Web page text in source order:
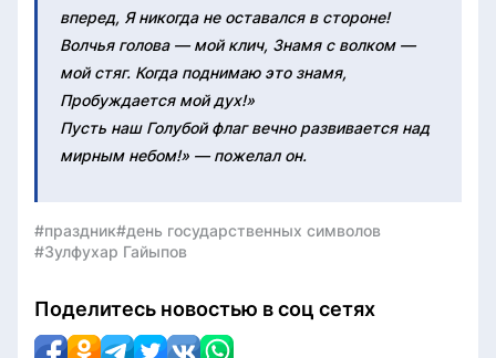
вперед, Я никогда не оставался в стороне!
Волчья голова — мой клич, Знамя с волком —
мой стяг. Когда поднимаю это знамя,
Пробуждается мой дух!»
Пусть наш Голубой флаг вечно развивается над
мирным небом!» — пожелал он.
#праздник#день государственных символов
#Зулфухар Гайыпов
Поделитесь новостью в соц сетях